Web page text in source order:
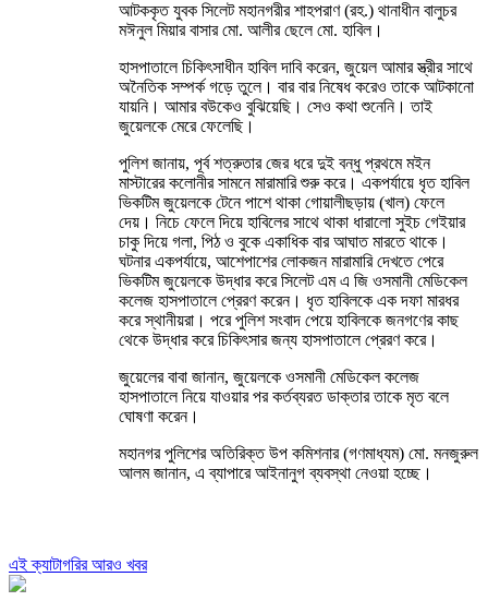
আটককৃত যুবক সিলেট মহানগরীর শাহপরাণ (রহ.) থানাধীন বালুচর
মঈনুল মিয়ার বাসার মো. আলীর ছেলে মো. হাবিল।
হাসপাতালে চিকিৎসাধীন হাবিল দাবি করেন, জুয়েল আমার স্ত্রীর সাথে
অনৈতিক সম্পর্ক গড়ে তুলে। বার বার নিষেধ করেও তাকে আটকানো
যায়নি। আমার বউকেও বুঝিয়েছি। সেও কথা শুনেনি। তাই
জুয়েলকে মেরে ফেলেছি।
পুলিশ জানায়, পূর্ব শত্রুতার জের ধরে দুই বন্ধু প্রথমে মইন
মাস্টারের কলোনীর সামনে মারামারি শুরু করে। একপর্যায়ে ধৃত হাবিল
ভিকটিম জুয়েলকে টেনে পাশে থাকা গোয়ালীছড়ায় (খাল) ফেলে
দেয়। নিচে ফেলে দিয়ে হাবিলের সাথে থাকা ধারালো সুইচ গেইয়ার
চাকু দিয়ে গলা, পিঠ ও বুকে একাধিক বার আঘাত মারতে থাকে।
ঘটনার একপর্যায়ে, আশেপাশের লোকজন মারামারি দেখতে পেরে
ভিকটিম জুয়েলকে উদ্ধার করে সিলেট এম এ জি ওসমানী মেডিকেল
কলেজ হাসপাতালে প্রেরণ করেন। ধৃত হাবিলকে এক দফা মারধর
করে স্থানীয়রা। পরে পুলিশ সংবাদ পেয়ে হাবিলকে জনগণের কাছ
থেকে উদ্ধার করে চিকিৎসার জন্য হাসপাতালে প্রেরণ করে।
জুয়েলের বাবা জানান, জুয়েলকে ওসমানী মেডিকেল কলেজ
হাসপাতালে নিয়ে যাওয়ার পর কর্তব্যরত ডাক্তার তাকে মৃত বলে
ঘোষণা করেন।
মহানগর পুলিশের অতিরিক্ত উপ কমিশনার (গণমাধ্যম) মো. মনজুরুল
আলম জানান, এ ব্যাপারে আইনানুগ ব্যবস্থা নেওয়া হচ্ছে।
এই ক্যাটাগরির আরও খবর